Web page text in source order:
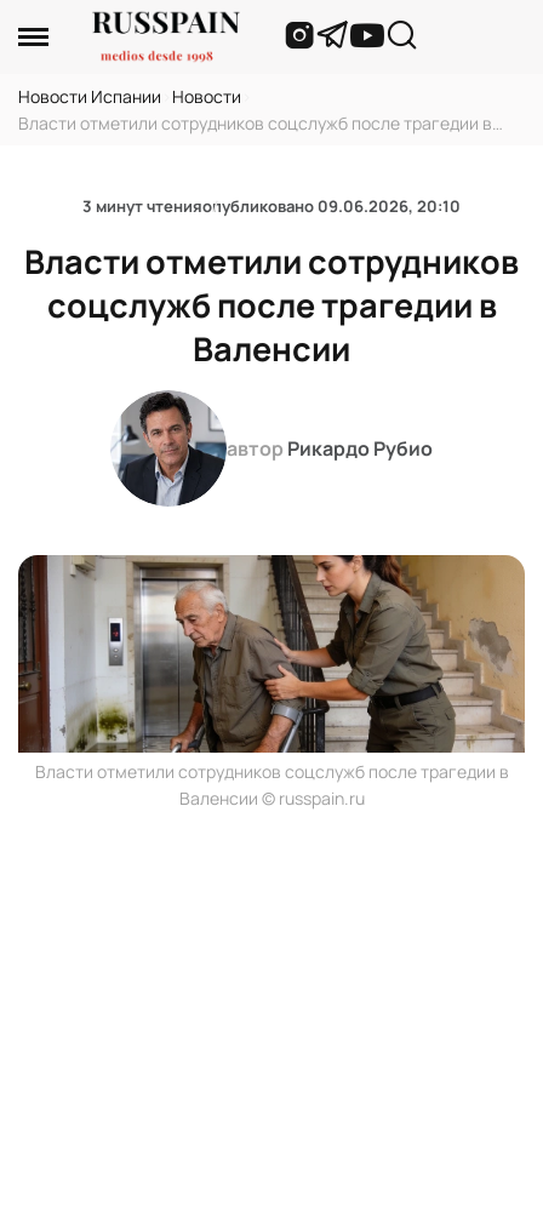
Новости Испании Новости
Власти отметили сотрудников соцслужб после трагедии в
3 минут чтенияопубликовано 09.06.2026, 20:10
Власти отметили сотрудников
соцслужб после трагедии в
Валенсии
автор Рикардо Рубио
Власти отметили сотрудников соцслужб после трагедии в
Валенсии © russpain.ru